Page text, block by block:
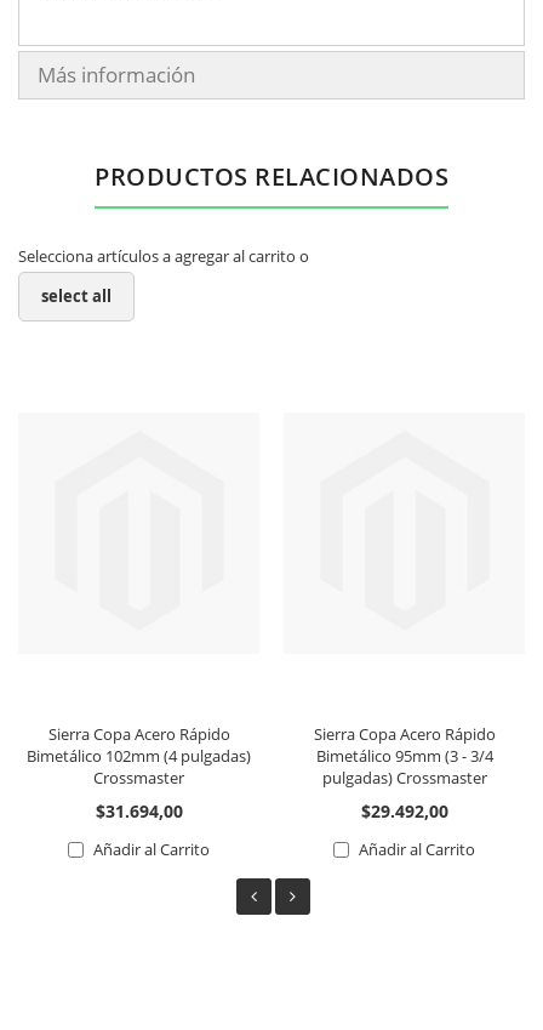
Más información
PRODUCTOS RELACIONADOS
Selecciona artículos a agregar al carrito o
select all
Sierra Copa Acero Rápido
Bimetálico 102mm (4 pulgadas)
Crossmaster
$31.694,00
Añadir al Carrito
Sierra Copa Acero Rápido
Bimetálico 95mm (3 - 3/4
pulgadas) Crossmaster
$29.492,00
Añadir al Carrito